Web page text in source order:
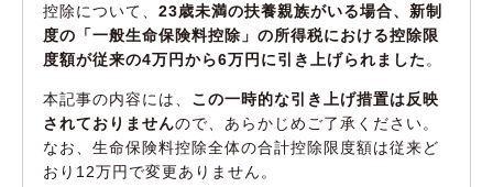
控除について、23歳未満の扶養親族がいる場合、新制
度の「一般生命保険料控除」の所得税における控除限
度額が従来の4万円から6万円に引き上げられました 。
本記事の内容には、 この一時的な引き上げ措置は反映
されておりませんので、あらかじめご了承ください。
なお、生命保険料控除全体の合計控除限度額は従来ど
おり12万円で変更ありません。